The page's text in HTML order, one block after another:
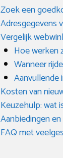
Zoek een
Adresgegevens
Vergelijk
Hoe werken
Wanneer
Aanvullende
Kosten van
Keuzehulp: wat
Aanbiedingen
FAQ met